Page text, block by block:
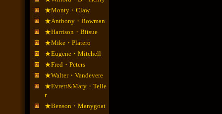
★Monty・Claw
★Anthony・Bowman
★Harrison・Bitsue
★Mike・Platero
★Eugene・Mitchell
★Fred・Peters
★Walter・Vandevere
★Evrett&Mary・Telle
r
★Benson・Manygoat